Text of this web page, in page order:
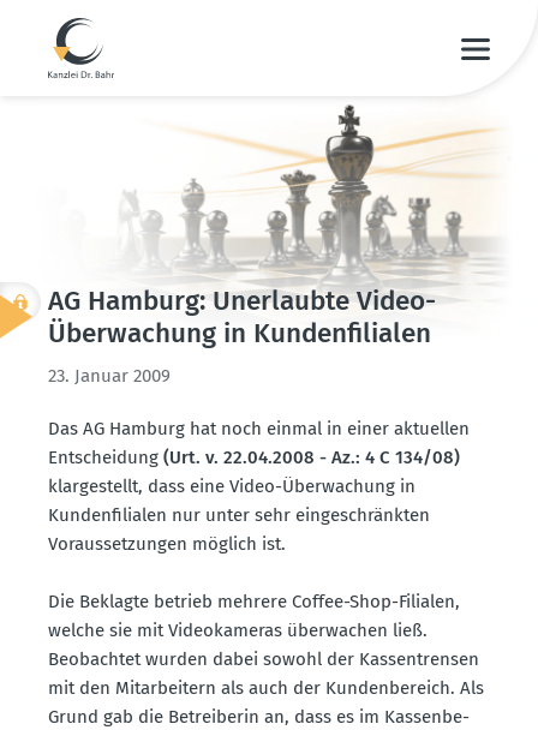
AG Hamburg: Unerlaubte Video-
Überwa­chung in Kunden­fi­lialen
23. Januar 2009
Das AG Hamburg hat noch einmal in einer aktuellen
Entscheidung (Urt. v. 22.04.2008 - Az.: 4 C 134/08)
klarge­stellt, dass eine Video-Überwa­chung in
Kunden­fi­lialen nur unter sehr einge­schränkten
Voraus­set­zungen möglich ist.
Die Beklagte betrieb mehrere Coffee-Shop-Filialen,
welche sie mit Video­ka­meras überwachen ließ.
Beobachtet wurden dabei sowohl der Kassen­trensen
mit den Mitar­beitern als auch der Kunden­be­reich. Als
Grund gab die Betrei­berin an, dass es im Kassen­be­